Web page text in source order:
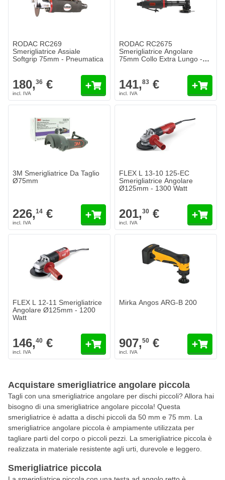
RODAC RC269
Smerigliatrice Assiale
Softgrip 75mm - Pneumatica
180,36 €
RODAC RC2675
Smerigliatrice Angolare
75mm Collo Extra Lungo -
141,83 €
3M Smerigliatrice Da Taglio
Ø75mm
226,14 €
FLEX L 13-10 125-EC
Smerigliatrice Angolare
Ø125mm - 1300 Watt
201,30 €
FLEX L 12-11 Smerigliatrice
Angolare Ø125mm - 1200
Watt
146,40 €
Mirka Angos ARG-B 200
907,50 €
Acquistare smerigliatrice angolare piccola
Tagli con una smerigliatrice angolare per dischi piccoli? Allora hai
bisogno di una smerigliatrice angolare piccola! Questa
smerigliatrice è adatta a dischi piccoli da 50 mm e 75 mm. La
smerigliatrice angolare piccola è ampiamente utilizzata per
tagliare parti del corpo o piccoli pezzi. La smerigliatrice piccola è
realizzata in materiale resistente agli urti, durevole e leggero.
Smerigliatrice piccola